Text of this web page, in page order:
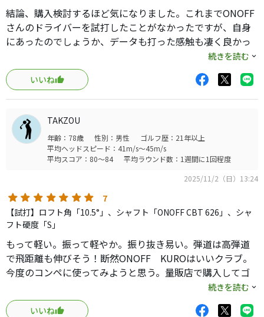
結論、購入検討するほど気になりました。これまでONOFF
さんのドライバーを試打したことがなかったですが、自身
にあったのでしょうか、データも打った感触も凄く良かっ
たです。データ上、飛距離は自身のドライバーと比較して
プラス5ヤード。低スピンと言われますが、球が低くめの私
には程よく上がり気持ちよく打てました。
打感が好みでいつもより振り抜けた結果でしょうか。お値
段が少々高いので悩んでいますが、価値ありかなぁと。
続きを読む
いいね
TAKZOU
年齢：78歳 性別：男性
ゴルフ歴：21年以上
平均ヘッドスピード：41m/s～45m/s
平均スコア：80～84
平均ラウンド数：1週間に1回程度
2025/11/2（日）13:24
7
【試打】ロフト角「10.5°」、シャフト「ONOFF CBT 626」、シャ
フト硬度「S」
もって軽い。振って軽やか。振り抜き易い。弾道は高弾道
で飛距離も伸びそう！断然ONOFF KUROはいいクラブ。
今度のコンペに使ってみようと思う。量販店で購入してゴ
ルフ場へ行こうと思う。新品を使って同伴者を吃驚させよ
うと思う。
続きを読む
いいね